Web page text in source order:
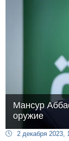
Мансур
оружие
2 декабря 2023,